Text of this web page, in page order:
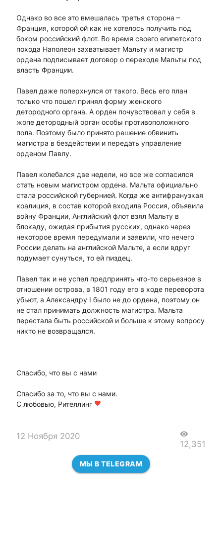
Однако во все это вмешалась третья сторона –
Франция, которой ой как не хотелось получить под
боком российский флот. Во время своего египетского
похода Наполеон захватывает Мальту и магистр
ордена подписывает договор о переходе Мальты под
власть Франции.
Павел даже поперхнулся от такого. Весь его план
только что пошел принял форму женского
детородного органа. А орден почувствовал у себя в
жопе детородный орган особы противоположного
пола. Поэтому было принято решение обвинить
магистра в бездействии и передать управление
орденом Павлу.
Павел колебался две недели, но все же согласился
стать новым магистром ордена. Мальта официально
стала российской губернией. Когда же антифранузкая
коалиция, в состав которой входила Россия, объявила
войну Франции, Английский флот взял Мальту в
блокаду, ожидая прибытия русских, однако через
некоторое время передумали и заявили, что нечего
России делать на английской Мальте, а если вдруг
подумает сунуться, то ей пиздец.
Павел так и не успел предпринять что-то серьезное в
отношении острова, в 1801 году его в ходе переворота
убьют, а Александру I было не до ордена, поэтому он
не стал принимать должность магистра. Мальта
перестала быть российской и больше к этому вопросу
никто не возвращался.
Спасибо, что вы с нами
Спасибо за то, что вы с нами.
С любовью, Рителлинг favorite
12 Ноября 2020 visibility
12,351
МЫ В TELEGRAM